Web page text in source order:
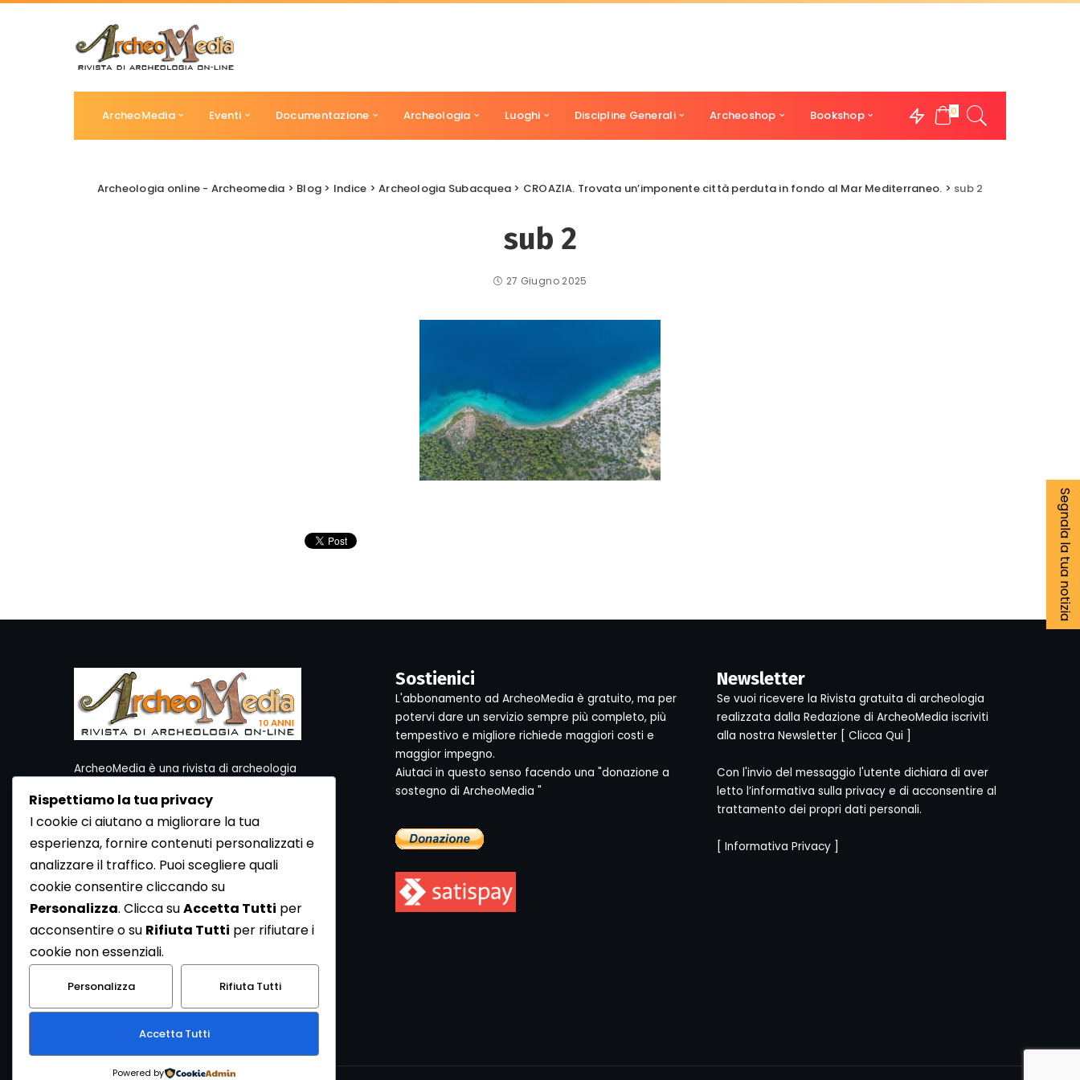
ArcheoMedia Eventi Documentazione Archeologia Luoghi Discipline Generali Archeoshop Bookshop 0
Archeologia online - Archeomedia > Blog > Indice >Archeologia Subacquea > CROAZIA. Trovata un’imponente città perduta in fondo al Mar Mediterraneo. > sub 2
sub 2
27 Giugno 2025
Segnala la tua notizia
ArcheoMedia è una rivista di archeologia
Per contattare la Redazione potete utilizzare i
seguenti recapiti:
Redazione ArcheoMedia c/o Mediares S.c.
Via Gioberti 80/D - 10128 Torino
Tel 011.5806363 - Fax 011.5808561
http://www.mediares.to.it
http://www.didatticatorino.it
Sostienici
L'abbonamento ad ArcheoMedia è gratuito, ma per
potervi dare un servizio sempre più completo, più
tempestivo e migliore richiede maggiori costi e
maggior impegno.
Aiutaci in questo senso facendo una "donazione a
sostegno di ArcheoMedia "
Newsletter
Se vuoi ricevere la Rivista gratuita di archeologia
realizzata dalla Redazione di ArcheoMedia iscriviti
alla nostra Newsletter [ Clicca Qui ]
Con l'invio del messaggio l'utente dichiara di aver
letto l’informativa sulla privacy e di acconsentire al
trattamento dei propri dati personali.
[ Informativa Privacy]
Rispettiamo la tua privacy
I cookie ci aiutano a migliorare la tua
esperienza, fornire contenuti personalizzati e
analizzare il traffico. Puoi scegliere quali
cookie consentire cliccando su
Personalizza. Clicca suAccetta Tutti per
acconsentire o su Rifiuta Tutti per rifiutare i
cookie non essenziali.
Personalizza Rifiuta Tutti
Accetta Tutti
Powered by